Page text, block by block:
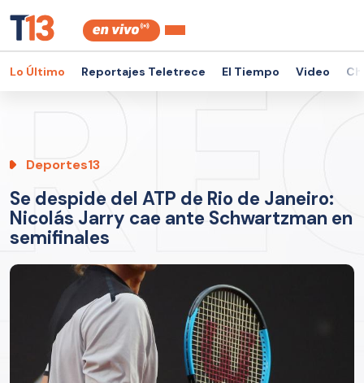
Lo Último Reportajes Teletrece El Tiempo Video
Deportes13
Se despide del ATP de Rio de Janeiro:
Nicolás Jarry cae ante Schwartzman en
semifinales